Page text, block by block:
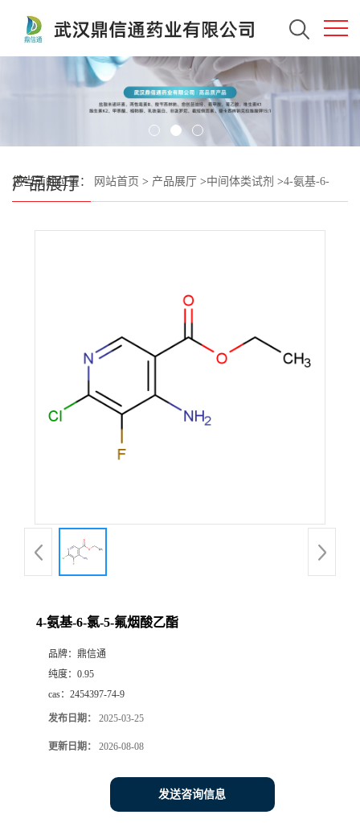
产品展厅
您当前的位置： 网站首页 > 产品展厅 >中间体类试剂 >4-氨基-6-
4-氨基-6-氯-5-氟烟酸乙酯
品牌： 鼎信通
纯度： 0.95
cas： 2454397-74-9
发布日期： 2025-03-25
更新日期： 2026-08-08
发送咨询信息